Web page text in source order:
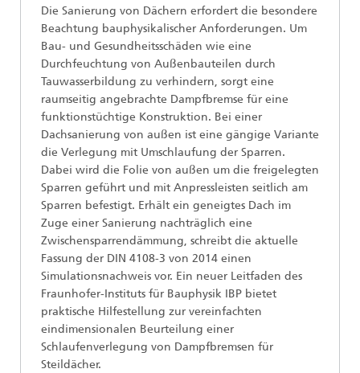
Die Sanierung von Dächern erfordert die besondere
Beachtung bauphysikalischer Anforderungen. Um
Bau- und Gesundheitsschäden wie eine
Durchfeuchtung von Außenbauteilen durch
Tauwasserbildung zu verhindern, sorgt eine
raumseitig angebrachte Dampfbremse für eine
funktionstüchtige Konstruktion. Bei einer
Dachsanierung von außen ist eine gängige Variante
die Verlegung mit Umschlaufung der Sparren.
Dabei wird die Folie von außen um die freigelegten
Sparren geführt und mit Anpressleisten seitlich am
Sparren befestigt. Erhält ein geneigtes Dach im
Zuge einer Sanierung nachträglich eine
Zwischensparrendämmung, schreibt die aktuelle
Fassung der DIN 4108-3 von 2014 einen
Simulationsnachweis vor. Ein neuer Leitfaden des
Fraunhofer-Instituts für Bauphysik IBP bietet
praktische Hilfestellung zur vereinfachten
eindimensionalen Beurteilung einer
Schlaufenverlegung von Dampfbremsen für
Steildächer.